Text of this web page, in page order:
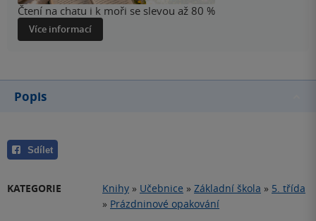
Čtení na chatu i k moři se slevou až 80 %
Více informací
Popis
Sdílet
KATEGORIE Knihy » Učebnice » Základní škola » 5. třída
» Prázdninové opakování